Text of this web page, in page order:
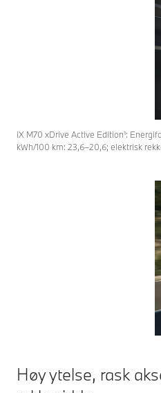
iX M70 xDrive Active Edition¹:
kWh/100 km: 23,6–20,6; elektrisk
Høy ytelse, rask